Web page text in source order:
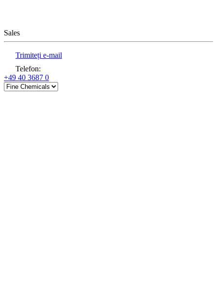
Sales
Trimiteți e-mail
Telefon:
+49 40 3687 0